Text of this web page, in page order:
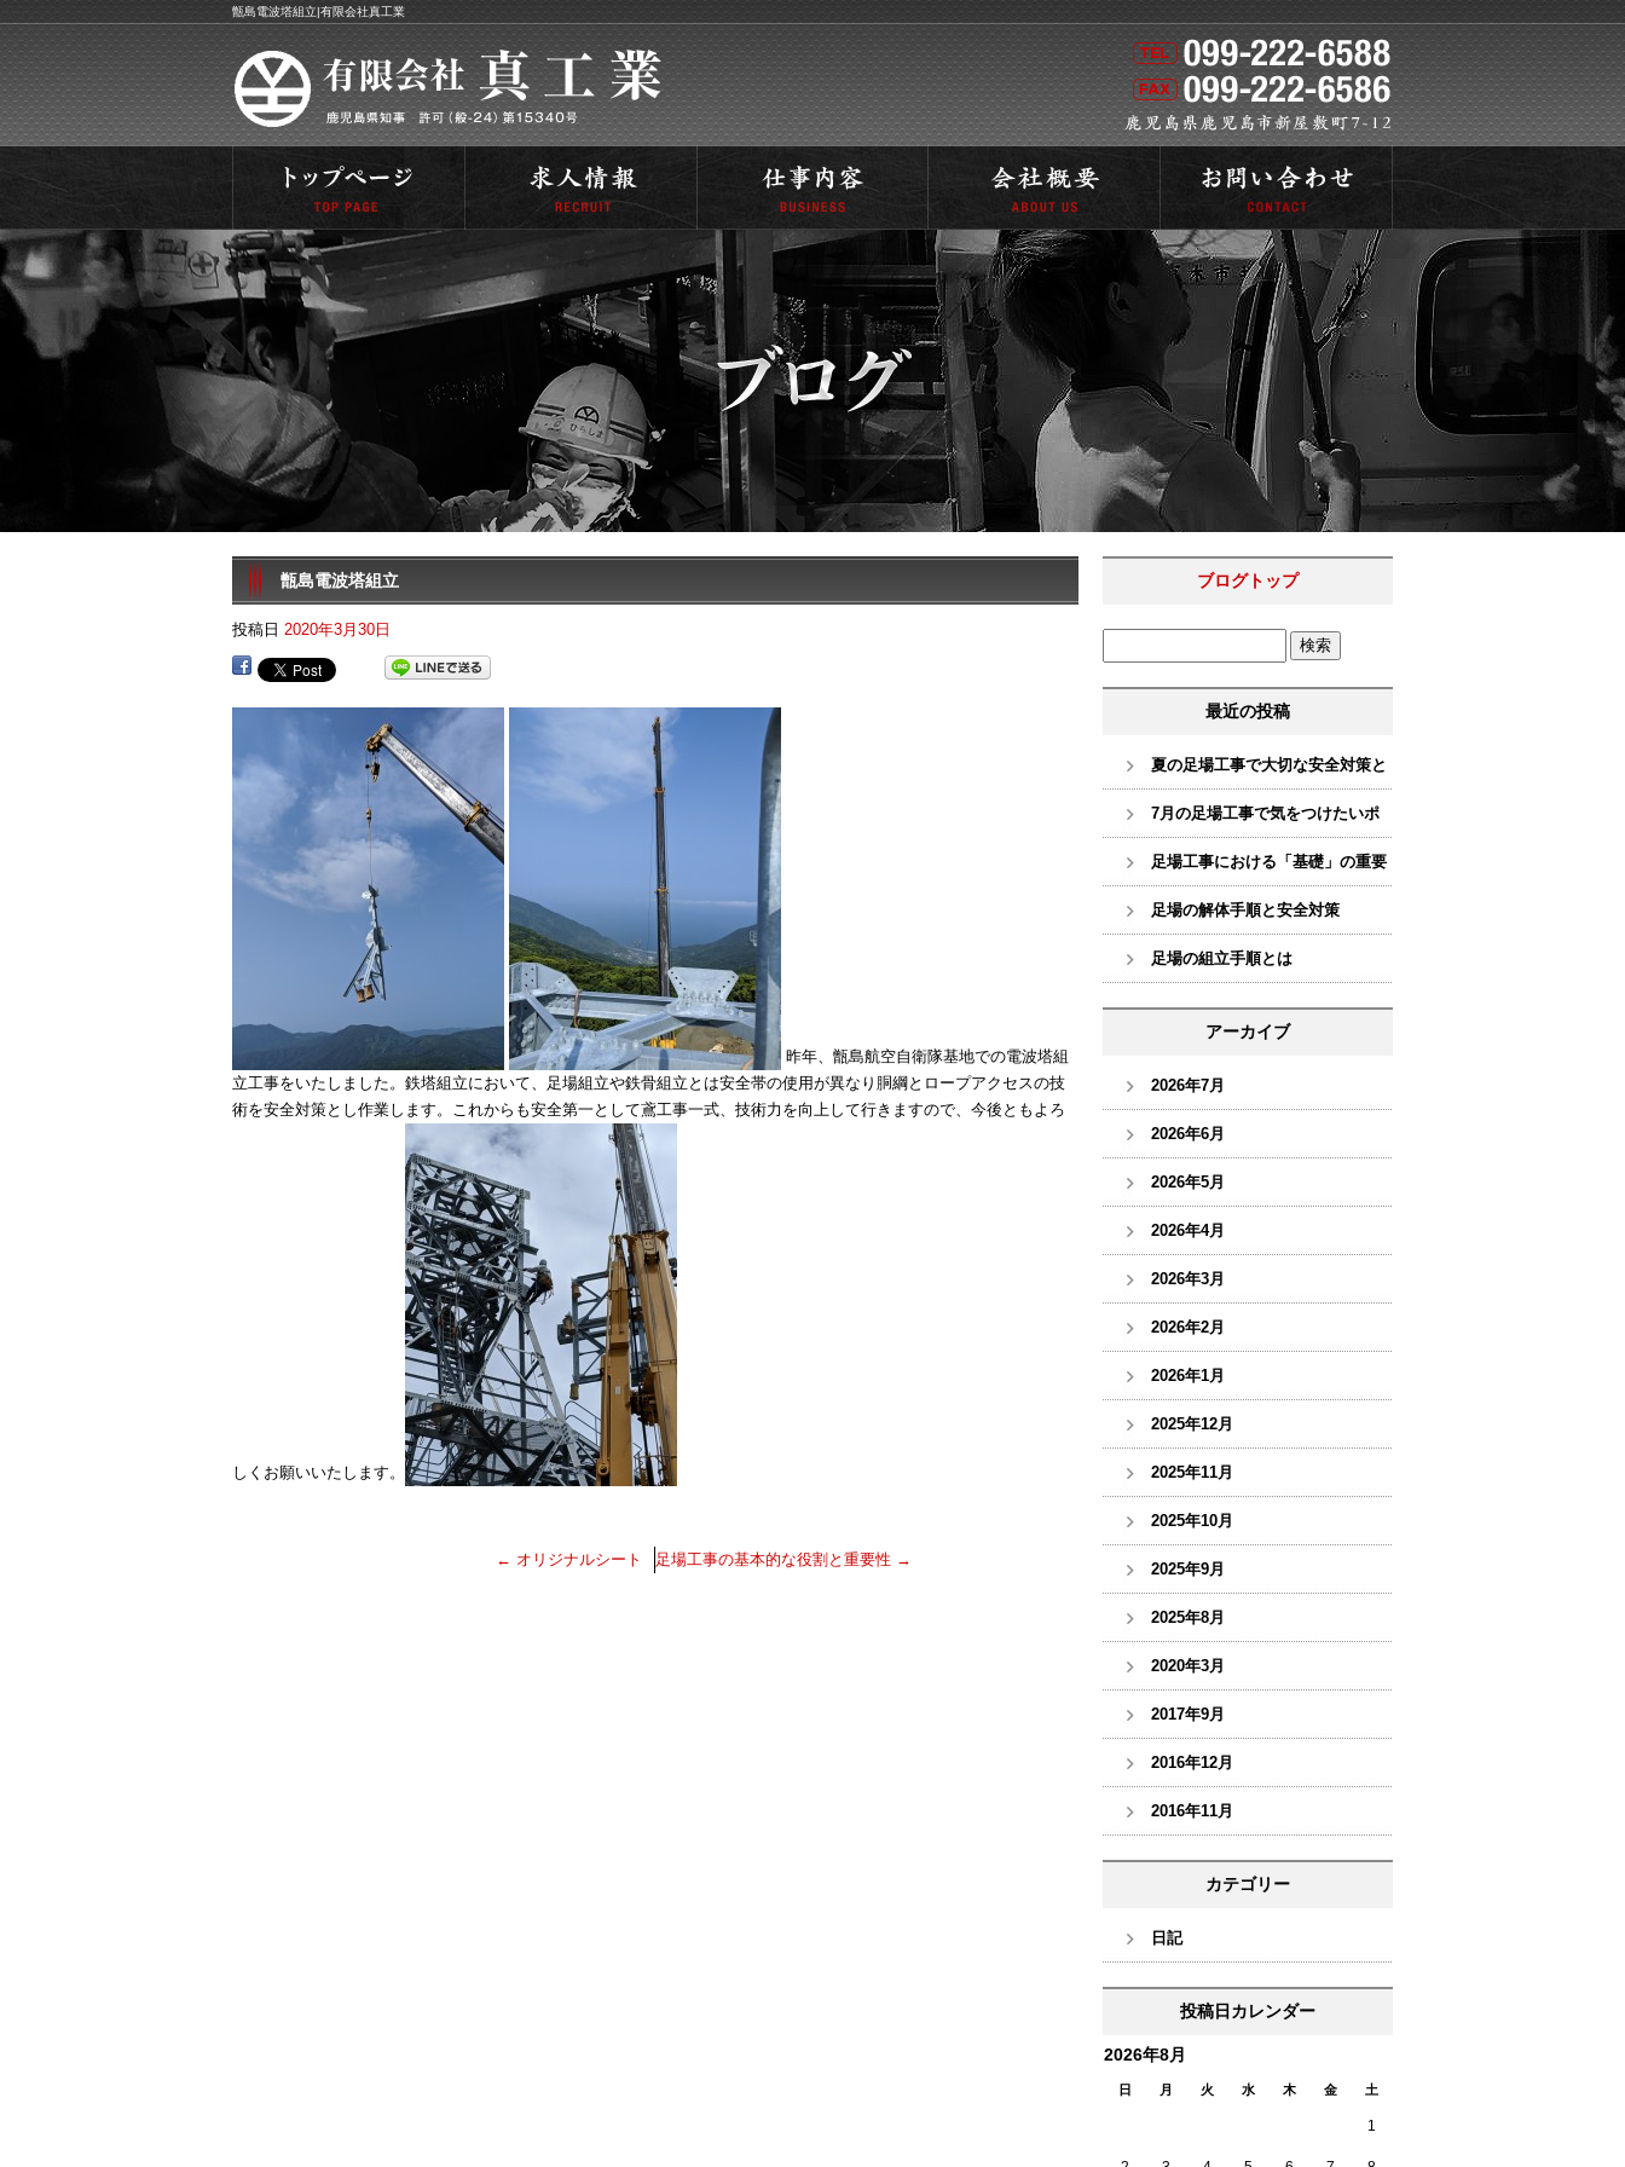
甑島電波塔組立|有限会社真工業
甑島電波塔組立
投稿日 2020年3月30日
昨年、甑島航空自衛隊基地での電波塔組
立工事をいたしました。鉄塔組立において、足場組立や鉄骨組立とは安全帯の使用が異なり胴綱とロープアクセスの技
術を安全対策とし作業します。これからも安全第一として鳶工事一式、技術力を向上して行きますので、今後ともよろ
しくお願いいたします。
← オリジナルシート 足場工事の基本的な役割と重要性 →
ブログトップ
最近の投稿
夏の足場工事で大切な安全対策と
現場管理♨
7月の足場工事で気をつけたいポ
イント☔
足場工事における「基礎」の重要
性
足場の解体手順と安全対策
足場の組立手順とは
アーカイブ
2026年7月
2026年6月
2026年5月
2026年4月
2026年3月
2026年2月
2026年1月
2025年12月
2025年11月
2025年10月
2025年9月
2025年8月
2020年3月
2017年9月
2016年12月
2016年11月
カテゴリー
日記
投稿日カレンダー
2026年8月
日 月 火 水 木 金 土
1